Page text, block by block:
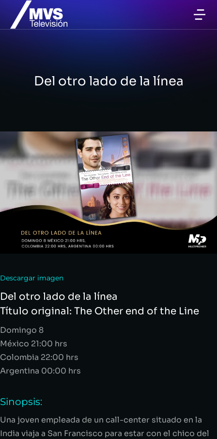
Del otro lado de la línea
Descargar imagen
Del otro lado de la línea
Título original: The Other end of the Line
Domingo 8
México 21:00 hrs
Colombia 22:00 hrs
Argentina 00:00 hrs
Sinopsis:
Una joven empleada de un call-center situado en la
India viaja a San Francisco para estar con el chico del